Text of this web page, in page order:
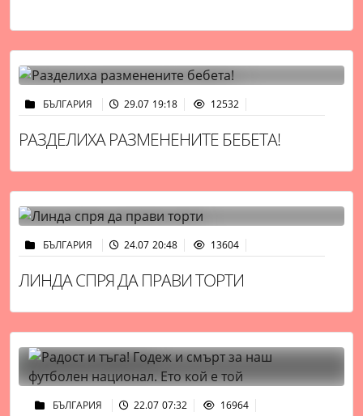
БЪЛГАРИЯ 29.07 19:18 12532
РАЗДЕЛИХА РАЗМЕНЕНИТЕ БЕБЕТА!
БЪЛГАРИЯ 24.07 20:48 13604
ЛИНДА СПРЯ ДА ПРАВИ ТОРТИ
БЪЛГАРИЯ 22.07 07:32 16964